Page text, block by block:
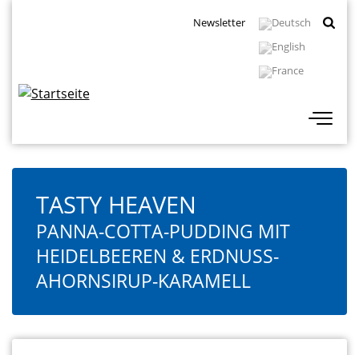
Newsletter
TASTY HEAVEN
PANNA-COTTA-PUDDING MIT
HEIDELBEEREN & ERDNUSS-
AHORNSIRUP-KARAMELL